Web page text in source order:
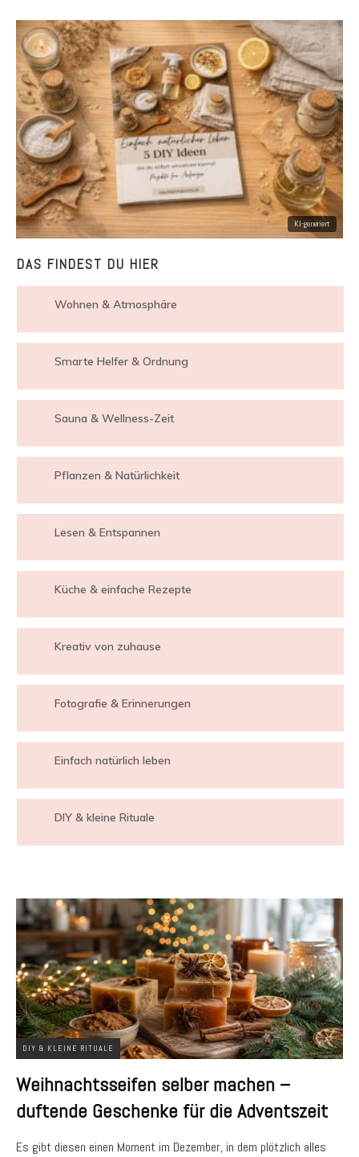
DIY & KLEINE RITUALE
Weihnachtsseifen selber machen –
duftende Geschenke für die Adventszeit
Es gibt diesen einen Moment im Dezember, in dem plötzlich alles
DAS FINDEST DU HIER
Wohnen & Atmosphäre
Smarte Helfer & Ordnung
Sauna & Wellness-Zeit
Pflanzen & Natürlichkeit
Lesen & Entspannen
Küche & einfache Rezepte
Kreativ von zuhause
Fotografie & Erinnerungen
Einfach natürlich leben
DIY & kleine Rituale